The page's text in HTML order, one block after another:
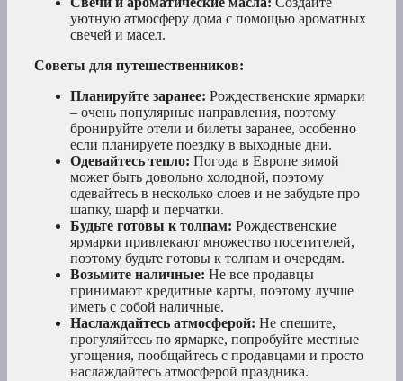
уютную атмосферу дома с помощью ароматных
свечей и масел.
Советы для путешественников:
Планируйте заранее: Рождественские ярмарки
– очень популярные направления, поэтому
бронируйте отели и билеты заранее, особенно
если планируете поездку в выходные дни.
Одевайтесь тепло: Погода в Европе зимой
может быть довольно холодной, поэтому
одевайтесь в несколько слоев и не забудьте про
шапку, шарф и перчатки.
Будьте готовы к толпам: Рождественские
ярмарки привлекают множество посетителей,
поэтому будьте готовы к толпам и очередям.
Возьмите наличные: Не все продавцы
принимают кредитные карты, поэтому лучше
иметь с собой наличные.
Наслаждайтесь атмосферой: Не спешите,
прогуляйтесь по ярмарке, попробуйте местные
угощения, пообщайтесь с продавцами и просто
наслаждайтесь атмосферой праздника.